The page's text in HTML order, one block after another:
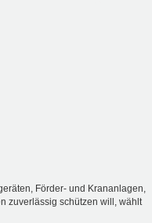
Förder- und Krananlagen,
zuverlässig schützen will, wählt